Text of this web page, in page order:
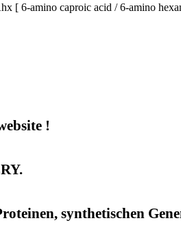
[ 6-amino caproic acid / 6-amino
!
synthetischen